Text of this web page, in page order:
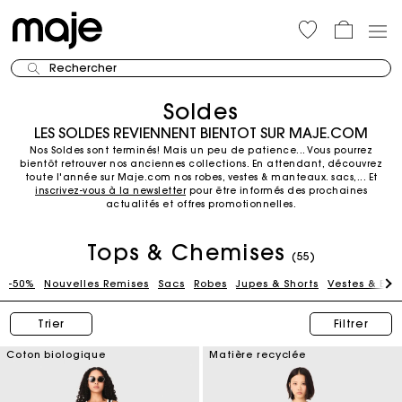
Rechercher
Soldes
LES SOLDES REVIENNENT BIENTOT SUR MAJE.COM
Nos Soldes sont terminés! Mais un peu de patience... Vous pourrez
bientôt retrouver nos anciennes collections. En attendant, découvrez
toute l'année sur Maje.com nos robes, vestes & manteaux. sacs,... Et
inscrivez-vous à la newsletterpour être informés des prochaines
actualités et offres promotionnelles.
Tops & Chemises (55)
-50% Nouvelles Remises Sacs Robes Jupes & Shorts Vestes &
Trier Filtrer
Coton biologique Matière recyclée